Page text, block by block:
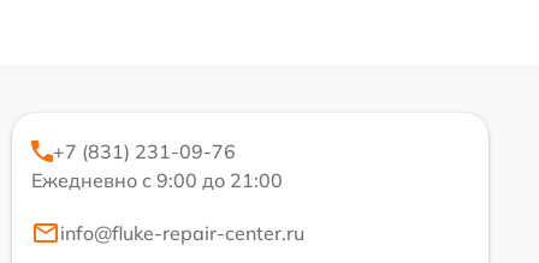
+7 (831) 231-09-76
Ежедневно с 9:00 до 21:00
info@fluke-repair-center.ru